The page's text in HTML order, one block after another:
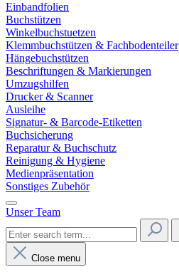
Einbandfolien
Buchstützen
Winkelbuchstuetzen
Klemmbuchstützen & Fachbodenteiler
Hängebuchstützen
Beschriftungen & Markierungen
Umzugshilfen
Drucker & Scanner
Ausleihe
Signatur- & Barcode-Etiketten
Buchsicherung
Reparatur & Buchschutz
Reinigung & Hygiene
Medienpräsentation
Sonstiges Zubehör
Unser Team
Close menu